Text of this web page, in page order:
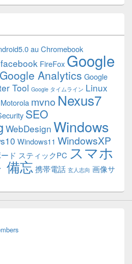
au Chromebook
facebook FireFox Google
Google Analytics Google
Tool Google タイムライン Linux
Motorola mvno Nexus7
SEO
WebDesign Windows
Windows11 WindowsXP
ド スティックPC スマホ
備忘 携帯電話 玄人志向 画像サ